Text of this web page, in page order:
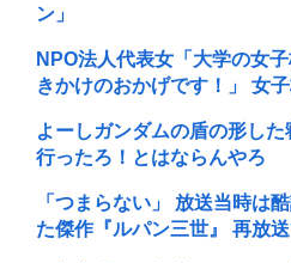
ン」
NPO法人代表女「大学の女
きかけのおかげです！」 女
よーしガンダムの盾の形し
行ったろ！とはならんやろ
「つまらない」 放送当時は
た傑作『ルパン三世』 再放